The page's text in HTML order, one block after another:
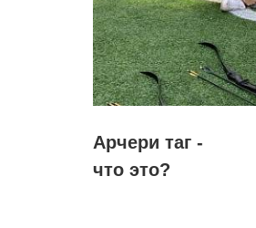
Арчери таг -
что это?